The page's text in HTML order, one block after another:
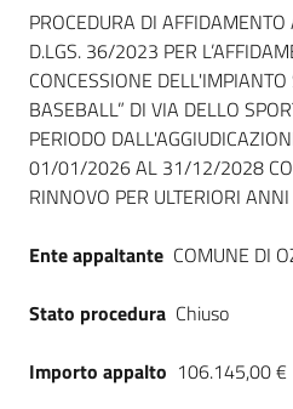
telematiche
site
su
Dati del bando
PROCEDURA DI
D.LGS. 36/2023 PER
CONCESSIONE
BASEBALL” DI VIA DELLO
PERIODO
01/01/2026 AL 31/12/2028
RINNOVO PER ULTERIORI
Ente appaltante COMUNE DI
Stato procedura Chiuso
Importo appalto 106.145,00 €